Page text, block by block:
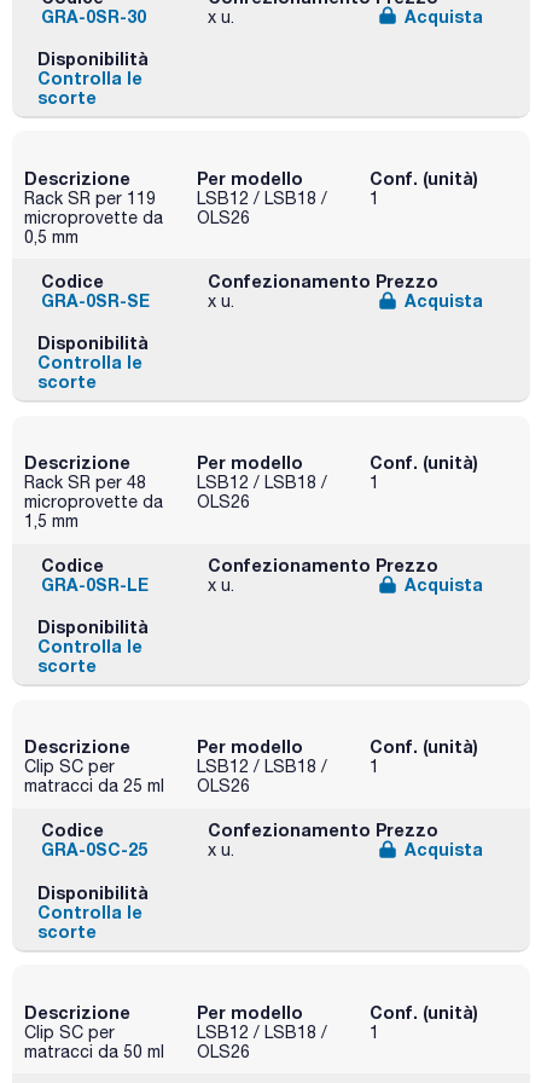
GRA-0SR-30
x u.
Acquista
Disponibilità
Controlla le
scorte
Descrizione
Rack SR per 119
microprovette da
0,5 mm
Per modello
LSB12 / LSB18 /
OLS26
Conf. (unità)
1
Codice
GRA-0SR-SE
Confezionamento
x u.
Prezzo
Acquista
Disponibilità
Controlla le
scorte
Descrizione
Rack SR per 48
microprovette da
1,5 mm
Per modello
LSB12 / LSB18 /
OLS26
Conf. (unità)
1
Codice
GRA-0SR-LE
Confezionamento
x u.
Prezzo
Acquista
Disponibilità
Controlla le
scorte
Descrizione
Clip SC per
matracci da 25 ml
Per modello
LSB12 / LSB18 /
OLS26
Conf. (unità)
1
Codice
GRA-0SC-25
Confezionamento
x u.
Prezzo
Acquista
Disponibilità
Controlla le
scorte
Descrizione
Clip SC per
matracci da 50 ml
Per modello
LSB12 / LSB18 /
OLS26
Conf. (unità)
1